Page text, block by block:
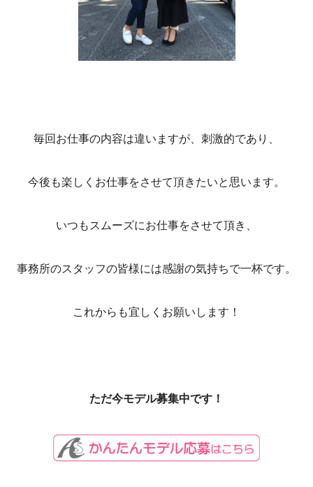
毎回お仕事の内容は違いますが、刺激的であり、
今後も楽しくお仕事をさせて頂きたいと思います。
いつもスムーズにお仕事をさせて頂き、
事務所のスタッフの皆様には感謝の気持ちで一杯です。
これからも宜しくお願いします！
ただ今モデル募集中です！